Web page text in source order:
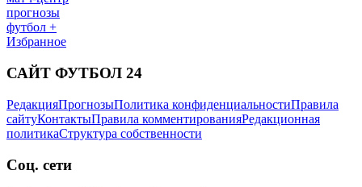
прогнозы
футбол +
Избранное
САЙТ ФУТБОЛ 24
РедакцияПрогнозыПолитика конфиденциальностиПравила
сайтуКонтактыПравила комментированияРедакционная
политикаСтруктура собственности
Соц. сети